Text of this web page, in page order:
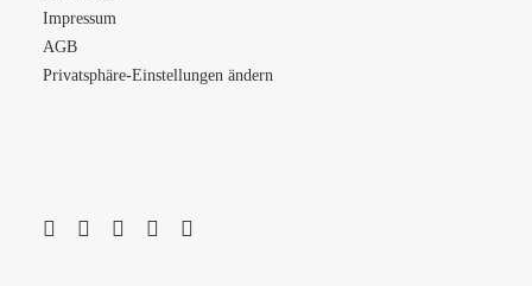
Impressum
AGB
Privatsphäre-Einstellungen ändern